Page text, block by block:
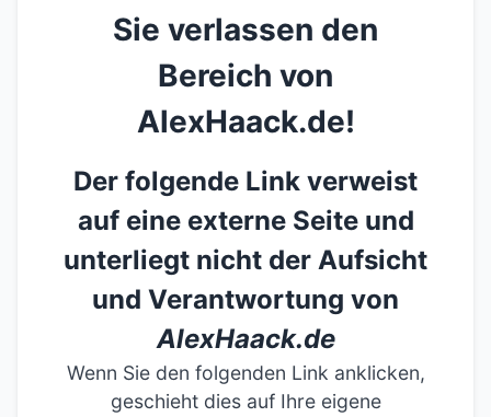
Sie verlassen den
Bereich von
AlexHaack.de!
Der folgende Link verweist
auf eine externe Seite und
unterliegt nicht der Aufsicht
und Verantwortung von
AlexHaack.de
Wenn Sie den folgenden Link anklicken,
geschieht dies auf Ihre eigene